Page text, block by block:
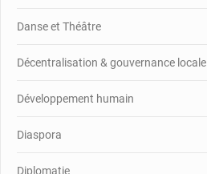
Danse et Théâtre
Décentralisation & gouvernance locale
Développement humain
Diaspora
Diplomatie